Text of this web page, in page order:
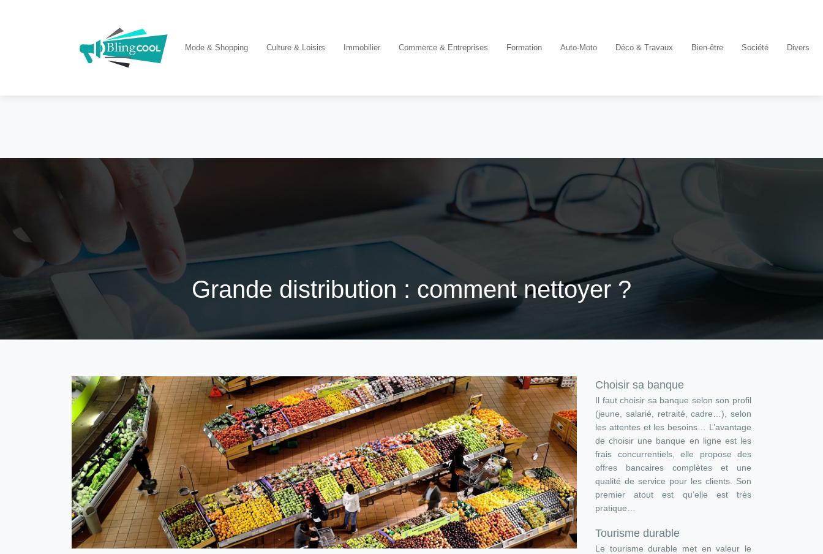
Mode & Shopping Culture & Loisirs Immobilier Commerce & Entreprises Formation Auto-Moto Déco & Travaux Bien-être Société Divers
Grande distribution : comment nettoyer ?
Choisir sa banque
Il faut choisir sa banque selon son profil
(jeune, salarié, retraité, cadre…), selon
les attentes et les besoins… L’avantage
de choisir une banque en ligne est les
frais concurrentiels, elle propose des
offres bancaires complètes et une
qualité de service pour les clients. Son
premier atout est qu’elle est très
pratique…
Tourisme durable
Le tourisme durable met en valeur le